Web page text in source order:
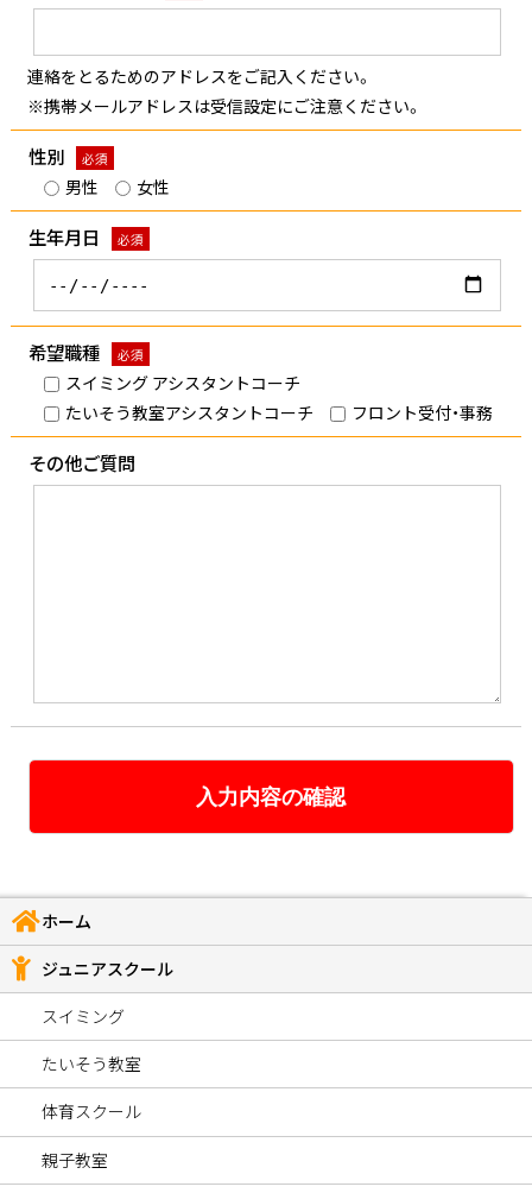
連絡をとるためのアドレスをご記入ください。
※携帯メールアドレスは受信設定にご注意ください。
性別 必須
男性 女性
生年月日 必須
希望職種 必須
スイミング アシスタントコーチ
たいそう教室アシスタントコーチ
フロント受付・事務
その他ご質問
ホーム
ジュニアスクール
スイミング
たいそう教室
体育スクール
親子教室